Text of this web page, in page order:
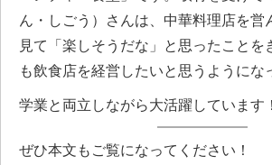
ん・しごう）さんは、中華料理店を営
見て「楽しそうだな」と思ったことを
も飲食店を経営したいと思うようにな
学業と両立しながら大活躍しています！
ぜひ本文もご覧になってください！